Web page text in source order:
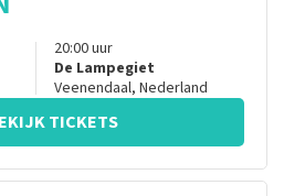
20:00uur
De Lampegiet
Veenendaal, Nederland
TICKETS